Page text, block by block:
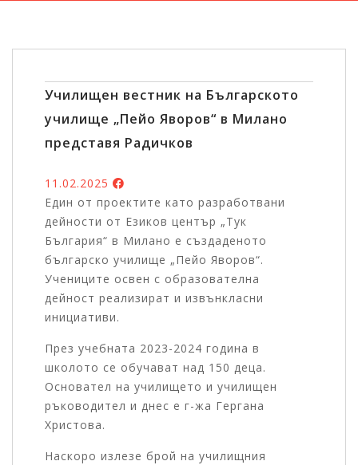
Училищен вестник на Българското
училище „Пейо Яворов“ в Милано
представя Радичков
11.02.2025
Един от проектите като разработвани
дейности от Езиков център „Тук
България“ в Милано е създаденото
българско училище „Пейо Яворов“.
Учениците освен с образователна
дейност реализират и извънкласни
инициативи.
През учебната 2023-2024 година в
школото се обучават над 150 деца.
Основател на училището и училищен
ръководител и днес е г-жа Гергана
Христова.
Наскоро излезе брой на училищния